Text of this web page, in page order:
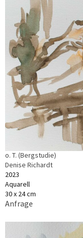
o. T. (Bergstudie)
Denise Richardt
2023
Aquarell
30 x 24 cm
Anfrage